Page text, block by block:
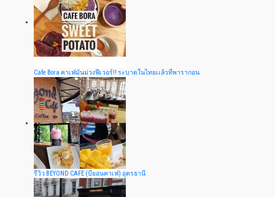
Cafe Bora คาเฟ่มันม่วงฟีเวอร์!! ระบาดในไทยเเล้วที่พารากอน
รีวิว BEYOND CAFE (บียอนคาเฟ่) อุดรธานี